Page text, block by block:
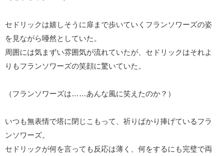
セドリックは嬉しそうに扉まで歩いていくフランソワーズの姿
を見ながら唖然としていた。
周囲には気まずい雰囲気が流れていたが、セドリックはそれよ
りもフランソワーズの笑顔に驚いていた。
（フランソワーズは……あんな風に笑えたのか？）
いつも無表情で塔に閉じこもって、祈りばかり捧げているフラ
ンソワーズ。
セドリックが何を言っても反応は薄く、何をするにも完璧で両